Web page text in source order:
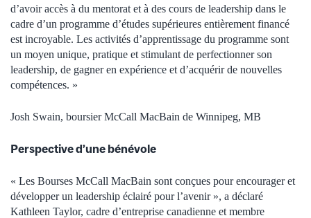
d’avoir accès à du mentorat et à des cours de leadership dans le
cadre d’un programme d’études supérieures entièrement financé
est incroyable. Les activités d’apprentissage du programme sont
un moyen unique, pratique et stimulant de perfectionner son
leadership, de gagner en expérience et d’acquérir de nouvelles
compétences. »
Josh Swain, boursier McCall MacBain de Winnipeg, MB
Perspective d’une bénévole
« Les Bourses McCall MacBain sont conçues pour encourager et
développer un leadership éclairé pour l’avenir », a déclaré
Kathleen Taylor, cadre d’entreprise canadienne et membre